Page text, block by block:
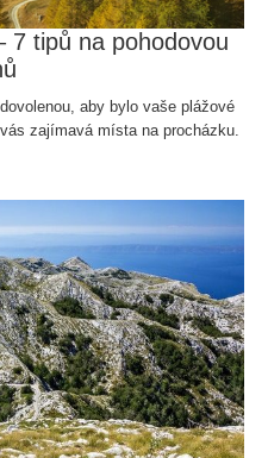
7 tipů na pohodovou
aby bylo vaše plážové
zajímavá místa na procházku.